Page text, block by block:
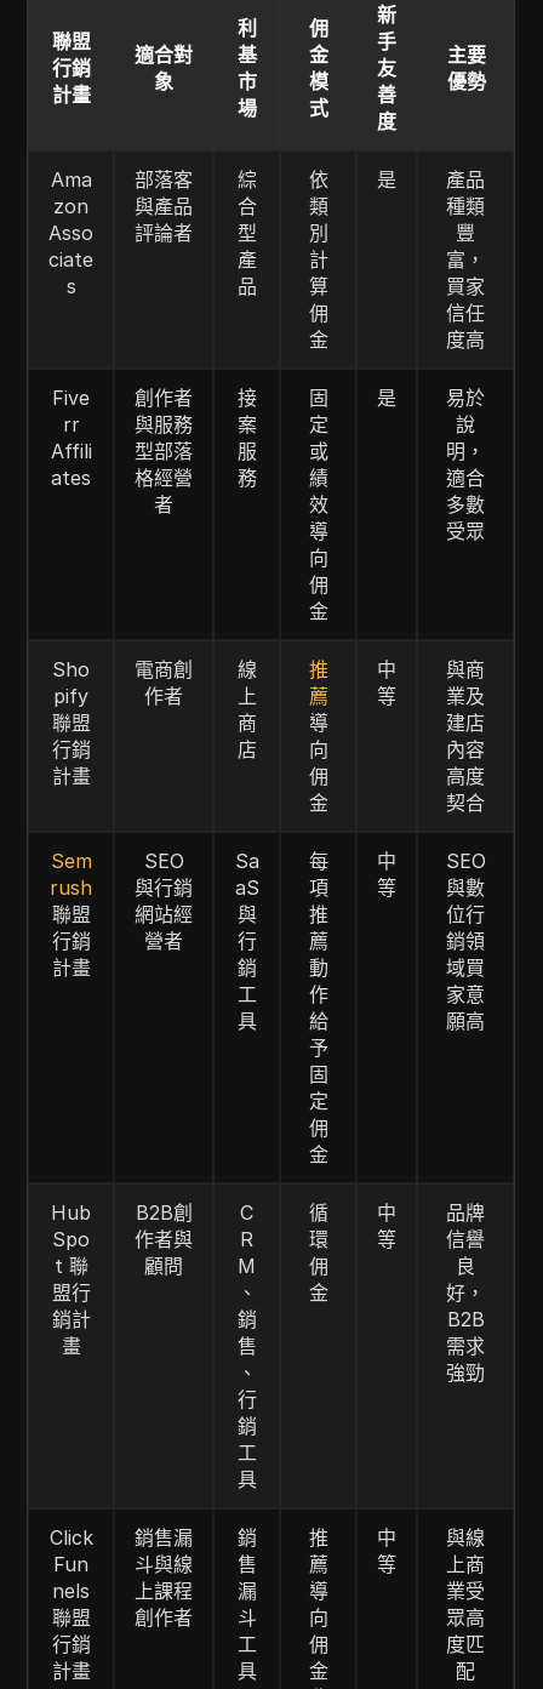
聯盟
行銷
計畫
適合對
象
利
基
市
場
佣
金
模
式
新
手
友
善
度
主要
優勢
Ama
zon
Asso
ciate
s
部落客
與產品
評論者
綜
合
型
產
品
依
類
別
計
算
佣
金
是
產品
種類
豐
富，
買家
信任
度高
Five
rr
Affili
ates
創作者
與服務
型部落
格經營
者
接
案
服
務
固
定
或
績
效
導
向
佣
金
是
易於
說
明，
適合
多數
受眾
Sho
pify
聯盟
行銷
計畫
電商創
作者
線
上
商
店
推
薦
導
向
佣
金
中
等
與商
業及
建店
內容
高度
契合
Sem
rush
聯盟
行銷
計畫
SEO
與行銷
網站經
營者
Sa
aS
與
行
銷
工
具
每
項
推
薦
動
作
給
予
固
定
佣
金
中
等
SEO
與數
位行
銷領
域買
家意
願高
Hub
Spo
t 聯
盟行
銷計
畫
B2B創
作者與
顧問
C
R
M
、
銷
售
、
行
銷
工
具
循
環
佣
金
中
等
品牌
信譽
良
好，
B2B
需求
強勁
Click
Fun
nels
聯盟
行銷
計畫
銷售漏
斗與線
上課程
創作者
銷
售
漏
斗
工
具
推
薦
導
向
佣
金
中
等
與線
上商
業受
眾高
度匹
配